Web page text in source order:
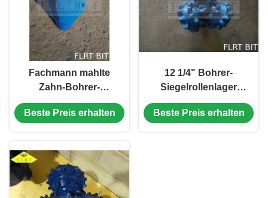
Fachmann mahlte
Zahn-Bohrer-
Siegelrollenlager für
weiche Bildung
Beste Preis erhalten
12 1/4" Bohrer-
Siegelrollenlager
FSG125G
dreikegeliges mit
Beste Preis erhalten